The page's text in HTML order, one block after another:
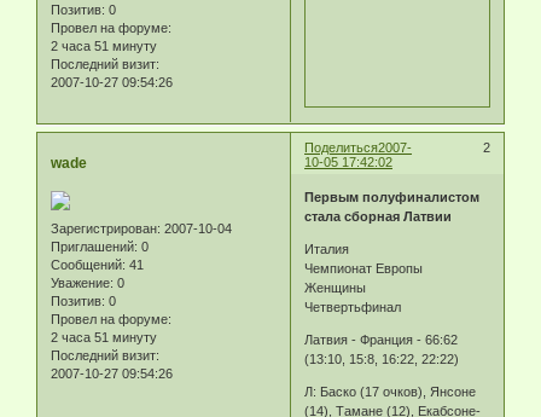
Позитив: 0
Провел на форуме:
2 часа 51 минуту
Последний визит:
2007-10-27 09:54:26
Поделиться 2
2007-
10-05 17:42:02
wade
Зарегистрирован: 2007-10-04
Приглашений: 0
Сообщений: 41
Уважение: 0
Позитив: 0
Провел на форуме:
2 часа 51 минуту
Последний визит:
2007-10-27 09:54:26
Первым полуфиналистом
стала сборная Латвии
Италия
Чемпионат Европы
Женщины
Четвертьфинал
Латвия - Франция - 66:62
(13:10, 15:8, 16:22, 22:22)
Л: Баско (17 очков), Янсоне
(14), Тамане (12), Екабсоне-